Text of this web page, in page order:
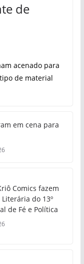
de
acenado para
de material
em cena para
Comics fazem
do 13º
de Fé e Política